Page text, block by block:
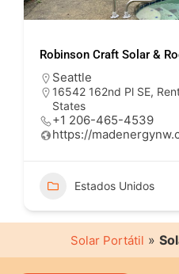
Robinson Craft Solar &
Seattle
16542 162nd Pl SE,
States
+1 206-465-4539
https://
Estados Unidos
Solar Portátil »